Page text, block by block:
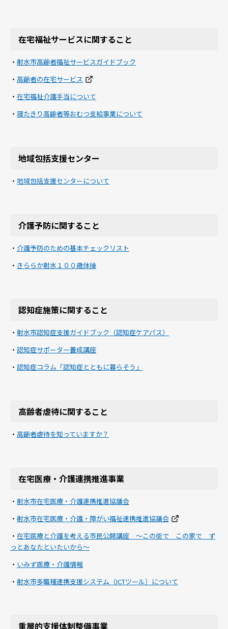
在宅福祉サービスに関すること
・ 射水市高齢者福祉サービスガイドブック
・ 高齢者の在宅サービス
・ 在宅福祉介護手当について
・ 寝たきり高齢者等おむつ支給事業について
地域包括支援センター
・ 地域包括支援センターについて
介護予防に関すること
・ 介護予防のための基本チェックリスト
・ きららか射水１００歳体操
認知症施策に関すること
・ 射水市認知症支援ガイドブック（認知症ケアパス）
・ 認知症サポーター養成講座
・ 認知症コラム「認知症とともに暮らそう」
高齢者虐待に関すること
・ 高齢者虐待を知っていますか？
在宅医療・介護連携推進事業
・ 射水市在宅医療・介護連携推進協議会
・ 射水市在宅医療・介護・障がい福祉連携推進協議会
・ 在宅医療と介護を考える市民公開講座 ～この街で この家で ず
っとあなたといたいから～
・ いみず医療・介護情報
・ 射水市多職種連携支援システム（ICTツール）について
重層的支援体制整備事業